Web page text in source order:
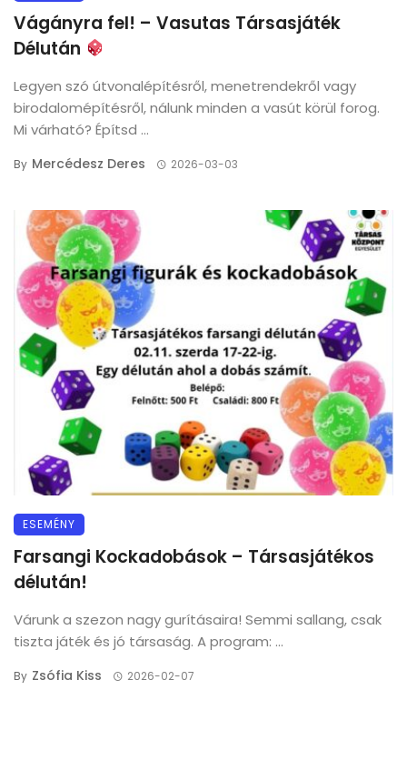
Vágányra fel! – Vasutas Társasjáték
Délután
Legyen szó útvonalépítésről, menetrendekről vagy
birodalomépítésről, nálunk minden a vasút körül forog.
Mi várható? Építsd ...
By Mercédesz Deres 2026-03-03
ESEMÉNY
Farsangi Kockadobások – Társasjátékos
délután!
Várunk a szezon nagy gurításaira! Semmi sallang, csak
tiszta játék és jó társaság. A program: ...
By Zsófia Kiss 2026-02-07